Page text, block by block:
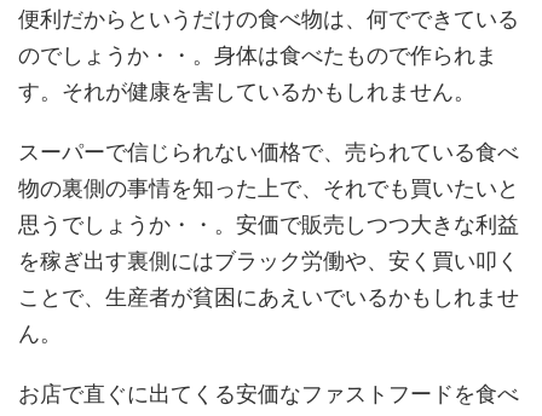
便利だからというだけの食べ物は、何でできている
のでしょうか・・。身体は食べたもので作られま
す。それが健康を害しているかもしれません。
スーパーで信じられない価格で、売られている食べ
物の裏側の事情を知った上で、それでも買いたいと
思うでしょうか・・。安価で販売しつつ大きな利益
を稼ぎ出す裏側にはブラック労働や、安く買い叩く
ことで、生産者が貧困にあえいでいるかもしれませ
ん。
お店で直ぐに出てくる安価なファストフードを食べ